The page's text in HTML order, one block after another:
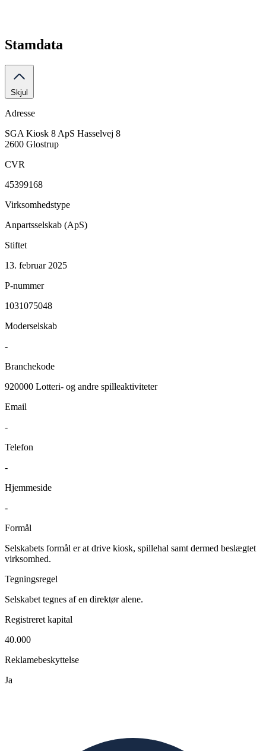
Stamdata
Skjul
Adresse
SGA Kiosk 8 ApS Hasselvej 8
2600 Glostrup
CVR
45399168
Virksomhedstype
Anpartsselskab (ApS)
Stiftet
13. februar 2025
P-nummer
1031075048
Moderselskab
-
Branchekode
920000 Lotteri- og andre spilleaktiviteter
Email
-
Telefon
-
Hjemmeside
-
Formål
Selskabets formål er at drive kiosk, spillehal samt dermed beslægtet
virksomhed.
Tegningsregel
Selskabet tegnes af en direktør alene.
Registreret kapital
40.000
Reklamebeskyttelse
Ja